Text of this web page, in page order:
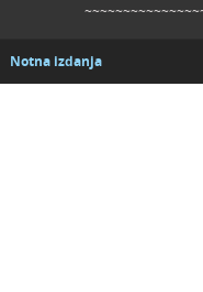
Notna izdanja